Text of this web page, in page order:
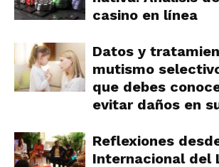
casino en línea
Datos y
mutismo
que debes
evitar daños en
Reflexiones
Internacional del